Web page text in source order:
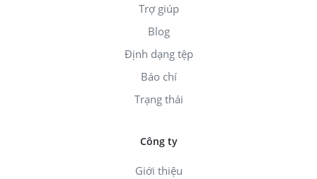
Trợ giúp
Blog
Định dạng tệp
Báo chí
Trạng thái
Công ty
Giới thiệu